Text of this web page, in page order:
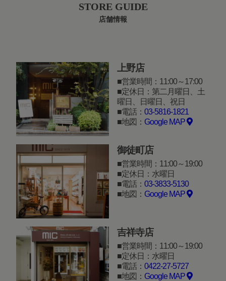
STORE GUIDE
店舗情報
上野店
営業時間：11:00～17:00
定休日：第二月曜日、土
曜日、日曜日、祝日
電話： 03-5816-1821
地図： Google MAP
御徒町店
営業時間：11:00～19:00
定休日：水曜日
電話： 03-3833-5130
地図： Google MAP
吉祥寺店
営業時間：11:00～19:00
定休日：水曜日
電話： 0422-27-5727
地図： Google MAP